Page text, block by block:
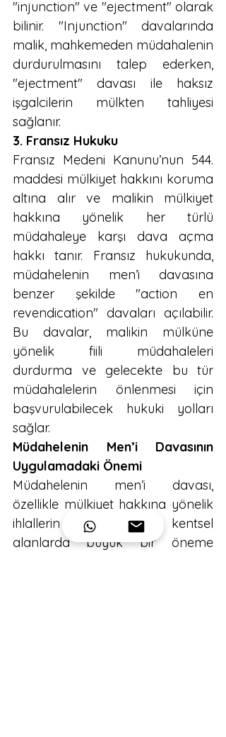
"injunction" ve "ejectment" olarak
bilinir. "Injunction" davalarında
malik, mahkemeden müdahalenin
durdurulmasını talep ederken,
"ejectment" davası ile haksız
işgalcilerin mülkten tahliyesi
sağlanır.
3. Fransız Hukuku
Fransız Medeni Kanunu’nun 544.
maddesi mülkiyet hakkını koruma
altına alır ve malikin mülkiyet
hakkına yönelik her türlü
müdahaleye karşı dava açma
hakkı tanır. Fransız hukukunda,
müdahelenin men’i davasına
benzer şekilde "action en
revendication" davaları açılabilir.
Bu davalar, malikin mülküne
yönelik fiili müdahaleleri
durdurma ve gelecekte bu tür
müdahalelerin önlenmesi için
başvurulabilecek hukuki yolları
sağlar.
Müdahelenin Men’i Davasının
Uygulamadaki Önemi
Müdahelenin men’i davası,
özellikle mülkiyet hakkına yönelik
ihlallerin yoğun olduğu kentsel
alanlarda büyük bir öneme